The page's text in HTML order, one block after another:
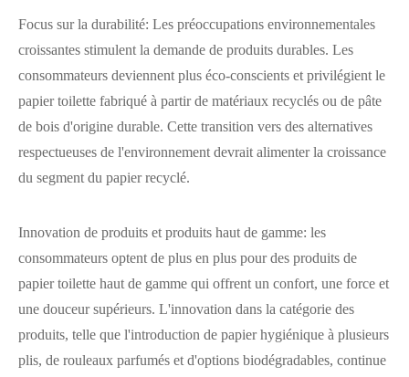
Focus sur la durabilité: Les préoccupations environnementales
croissantes stimulent la demande de produits durables. Les
consommateurs deviennent plus éco-conscients et privilégient le
papier toilette fabriqué à partir de matériaux recyclés ou de pâte
de bois d'origine durable. Cette transition vers des alternatives
respectueuses de l'environnement devrait alimenter la croissance
du segment du papier recyclé.
Innovation de produits et produits haut de gamme: les
consommateurs optent de plus en plus pour des produits de
papier toilette haut de gamme qui offrent un confort, une force et
une douceur supérieurs. L'innovation dans la catégorie des
produits, telle que l'introduction de papier hygiénique à plusieurs
plis, de rouleaux parfumés et d'options biodégradables, continue